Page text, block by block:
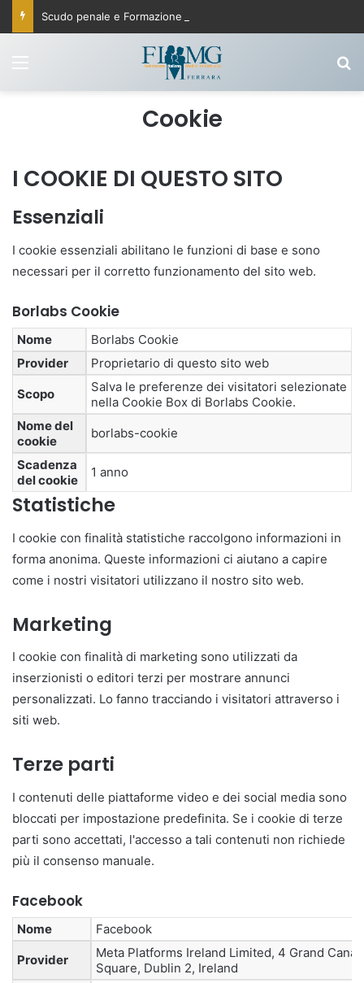
Cookie
I COOKIE DI QUESTO SITO
Essenziali
I cookie essenziali abilitano le funzioni di base e sono
necessari per il corretto funzionamento del sito web.
Borlabs Cookie
Nome
Borlabs Cookie
Provider
Proprietario di questo sito web
Scopo
Salva le preferenze dei visitatori selezionate
nella Cookie Box di Borlabs Cookie.
Nome del
cookie
borlabs-cookie
Scadenza
del cookie
1 anno
Statistiche
I cookie con finalità statistiche raccolgono informazioni in
forma anonima. Queste informazioni ci aiutano a capire
come i nostri visitatori utilizzano il nostro sito web.
Marketing
I cookie con finalità di marketing sono utilizzati da
inserzionisti o editori terzi per mostrare annunci
personalizzati. Lo fanno tracciando i visitatori attraverso i
siti web.
Terze parti
I contenuti delle piattaforme video e dei social media sono
bloccati per impostazione predefinita. Se i cookie di terze
parti sono accettati, l'accesso a tali contenuti non richiede
più il consenso manuale.
Facebook
Nome
Facebook
Provider
Meta Platforms Ireland Limited, 4 Grand Canal
Square, Dublin 2, Ireland